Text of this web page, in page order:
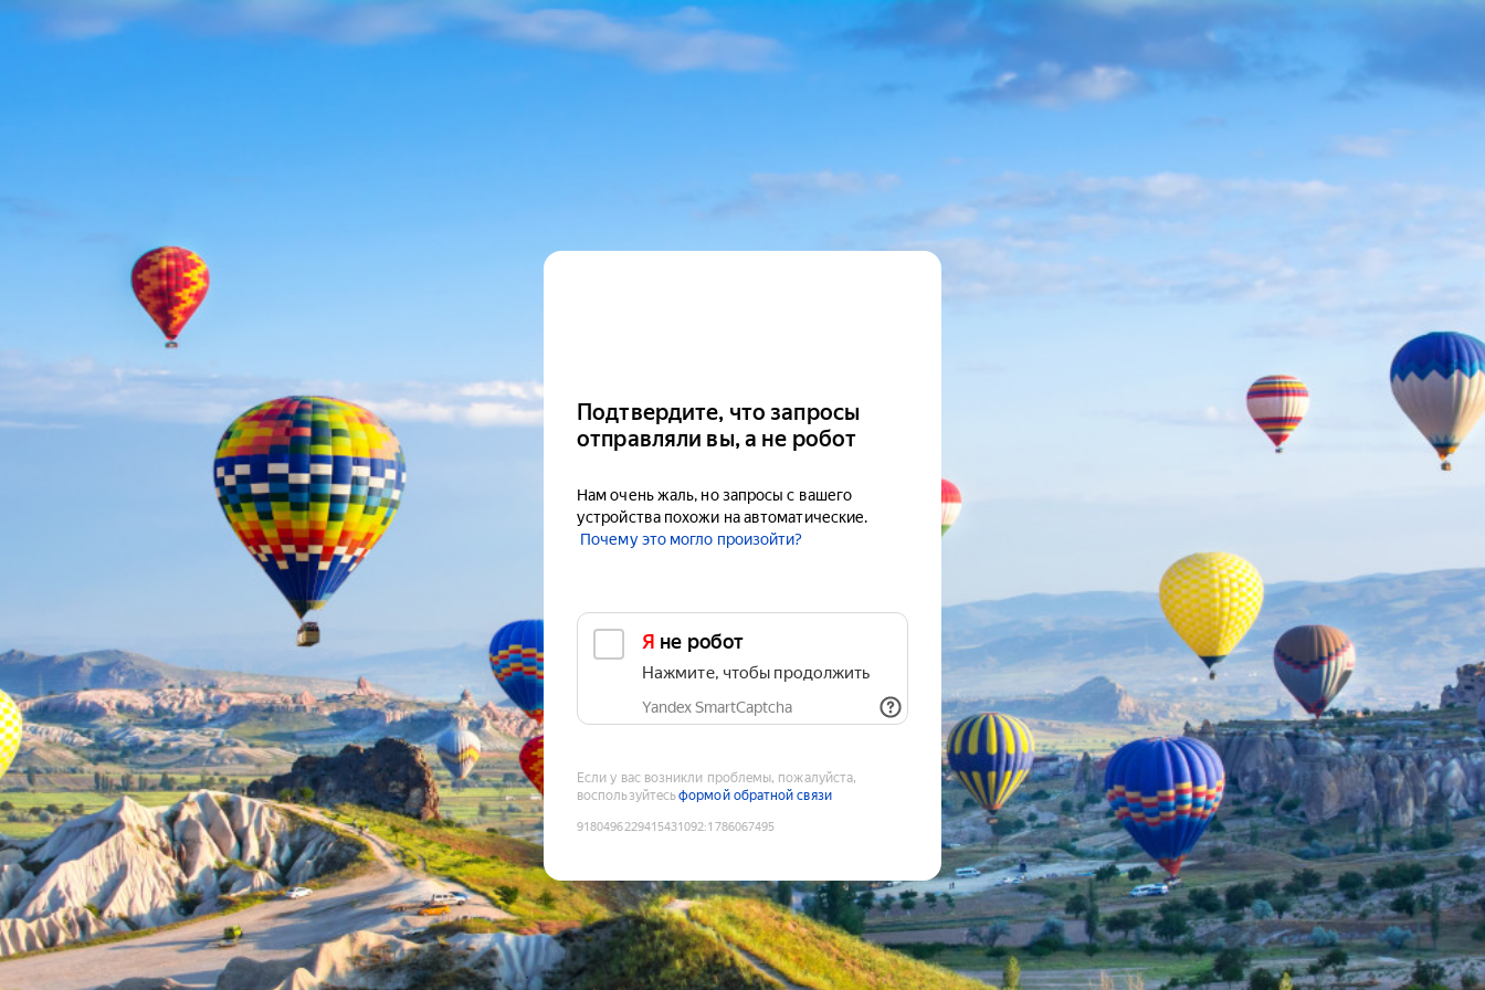
Подтвердите, что запросы
отправляли вы, а не робот
Нам очень жаль, но запросы с вашего
устройства похожи на автоматические.
Почему это могло произойти?
Я не робот
Нажмите, чтобы продолжить
Yandex SmartCaptcha
Если у вас возникли проблемы, пожалуйста,
воспользуйтесьформой обратной связи
9180496229415431092:1786067495